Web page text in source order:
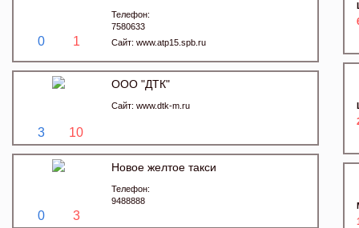
0 1
Телефон:
7580633
Сайт: www.atp15.spb.ru
3 10
ООО "ДТК"
Сайт: www.dtk-m.ru
0 3
Новое желтое такси
Телефон:
9488888